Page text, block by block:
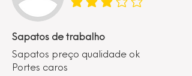
classificação média é 3 de 5
Sapatos de trabalho
Sapatos preço qualidade ok
Portes caros